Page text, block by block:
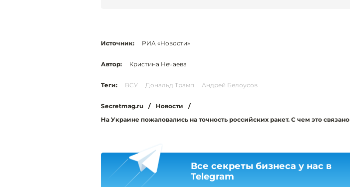
Источник: РИА «Новости»
Автор: Кристина Нечаева
Теги: ВСУ Дональд Трамп Андрей Белоусов
Secretmag.ru / Новости
/
На Украине пожаловались на точность российских ракет. С чем это связано
Все секреты бизнеса у нас в
Telegram